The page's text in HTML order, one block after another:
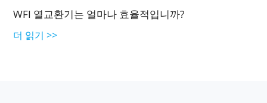
WFI 열교환기는 얼마나 효율적입니까?
더 읽기 >>